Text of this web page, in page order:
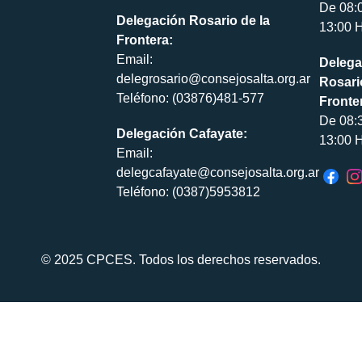
Delegación Rosario de la
Frontera:
Email:
delegrosario@consejosalta.org.ar
Teléfono: (03876)481-577
Delegación Cafayate:
Email:
delegcafayate@consejosalta.org.ar
Teléfono: (0387)5953812
De
13:00
De
13:00
© 2025 CPCES. Todos los derechos reservados.